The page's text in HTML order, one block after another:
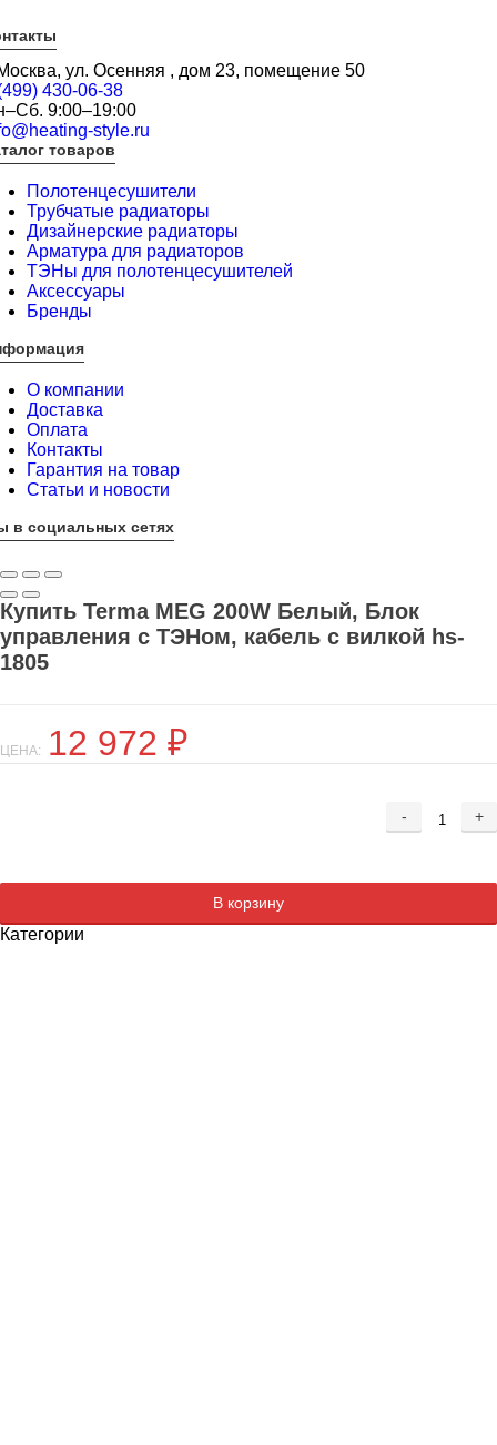
ул. Осенняя , дом 23, помещение 50
430-06-38
9:00–19:00
style.ru
товаров
Полотенцесушители
Трубчатые радиаторы
Дизайнерские радиаторы
Арматура для радиаторов
ТЭНы для полотенцесушителей
Аксессуары
Бренды
О компании
Доставка
Оплата
Контакты
Гарантия на товар
Статьи и новости
в социальных сетях
Купить Terma MEG 200W Белый, Блок
управления с ТЭНом, кабель с вилкой hs-
1805
ЦЕНА: 12 972 ₽
- +
В корзину
Категории